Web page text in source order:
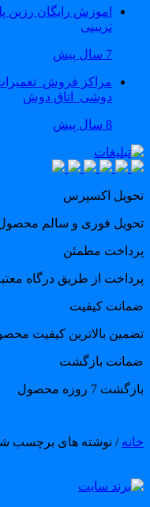
اموزش رایگان رزین
تزیینی
مراکز فروش_تعمیرات
دوشی_اتاق دوش
اکسپرس
فوری و سالم محصول
مطمئن
از طریق درگاه معتبر
کیفیت
بالاترین کیفیت
بازگشت
7 روزه محصول
/ نوشته های برچسب شده